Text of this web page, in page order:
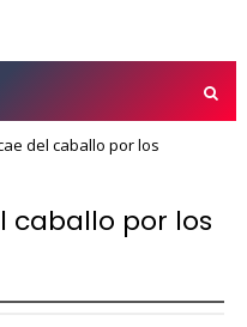
del caballo por los
caballo por los